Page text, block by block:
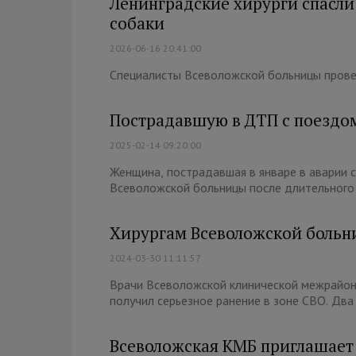
собаки
2026-06-16 20:41:00
Специалисты Всеволожской больницы
Пострадавшую в ДТП с
2025-02-14 09:20:00
Женщина, пострадавшая в январе в аварии
Всеволожской больницы после длительного
Хирургам Всеволожской
2024-03-30 11:11:57
Врачи Всеволожской клинической
получил серьезное ранение в зоне СВО.
Всеволожская КМБ